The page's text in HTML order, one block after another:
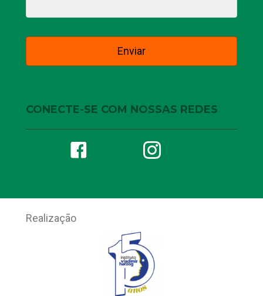
CONECTE-SE COM NOSSAS REDES
Realização